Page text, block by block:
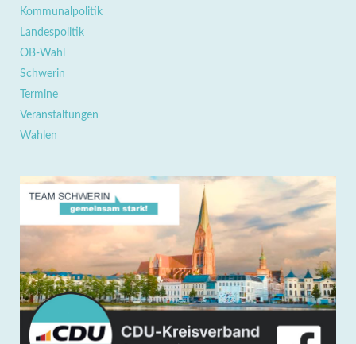
Kommunalpolitik
Landespolitik
OB-Wahl
Schwerin
Termine
Veranstaltungen
Wahlen